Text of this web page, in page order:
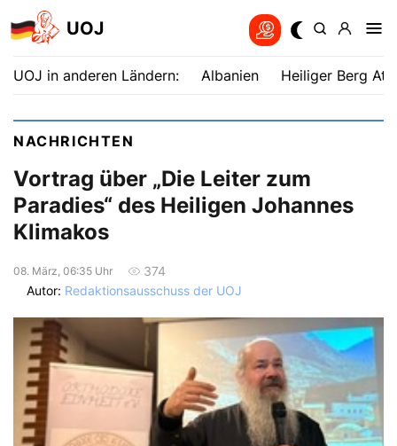
UOJ
UOJ in anderen Ländern: Albanien Heiliger Berg
NACHRICHTEN
Vortrag über „Die Leiter zum
Paradies“ des Heiligen Johannes
Klimakos
08. März, 06:35 Uhr
374
Autor: Redaktionsausschuss der UOJ